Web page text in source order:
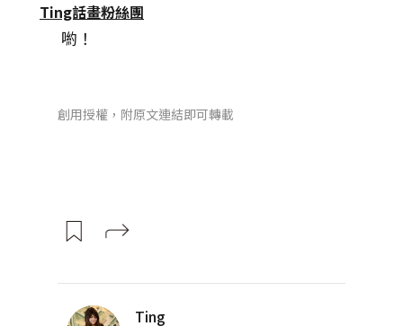
Ting話畫粉絲團
喲！
創用授權，附原文連結即可轉載
Ting